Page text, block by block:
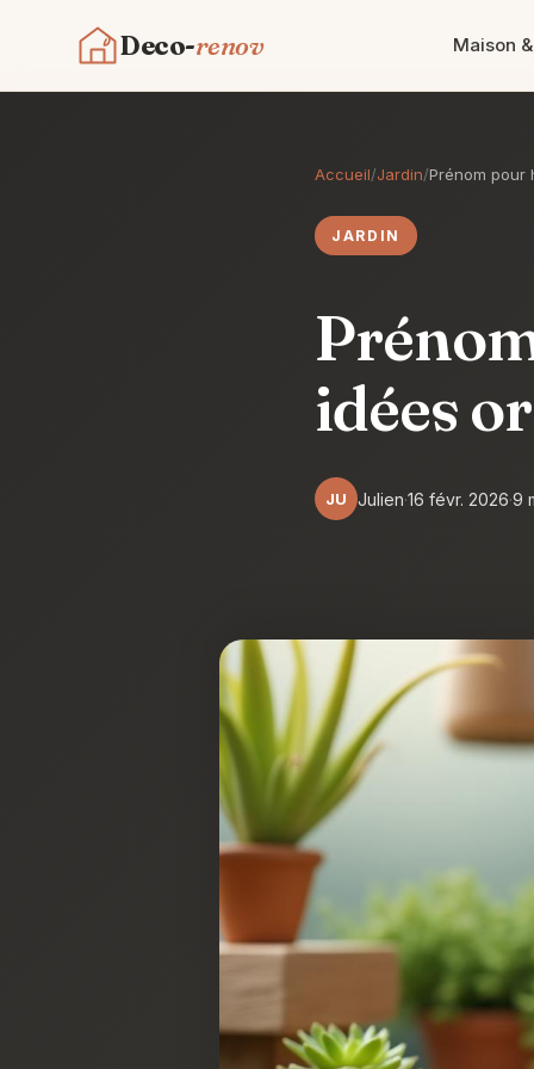
Deco-renov Maison
Accueil/Jardin/Prénom pour
JARDIN
idées
JU Julien·16 févr. 2026·9